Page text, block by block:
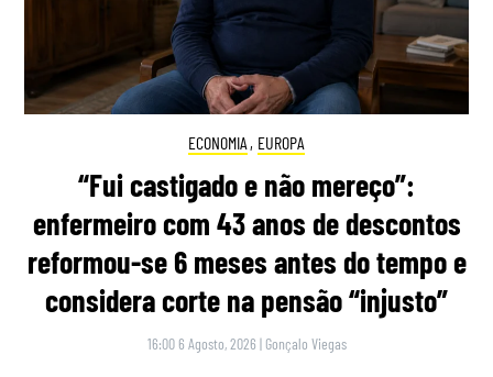
ECONOMIA , EUROPA
“Fui castigado e não mereço”:
enfermeiro com 43 anos de descontos
reformou-se 6 meses antes do tempo e
considera corte na pensão “injusto”
16:00 6 Agosto, 2026 | Gonçalo Viegas